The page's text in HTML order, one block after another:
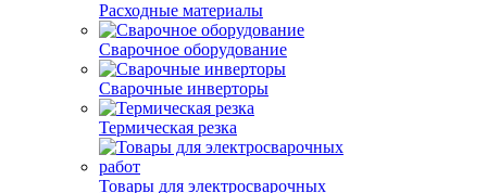
Расходные материалы
Сварочное оборудование
Сварочные инверторы
Термическая резка
Товары для электросварочных